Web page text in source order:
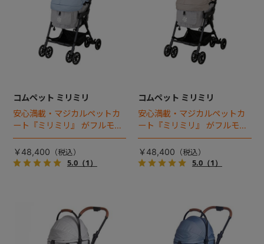
コムペット ミリミリ
安心満載・マジカルペットカ
ート『ミリミリ』 がフルモデ
ルチェンジ。 新機能「マジカ
ルフォールディング」搭載
￥48,400
5.0（1）
コムペット ミリミリ
安心満載・マジカルペットカ
ート『ミリミリ』 がフルモデ
ルチェンジ。 新機能「マジカ
ルフォールディング」搭載
￥48,400
5.0（1）